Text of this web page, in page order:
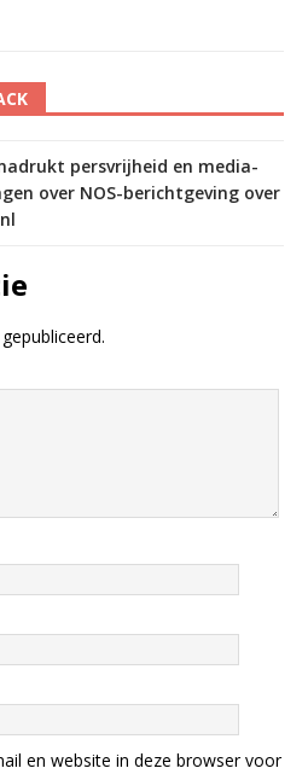
persvrijheid en media-
over NOS-berichtgeving over
en website in deze browser voor